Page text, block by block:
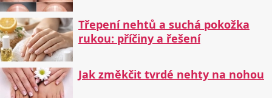
Třepení nehtů a suchá pokožka
rukou: příčiny a řešení
Jak změkčit tvrdé nehty na nohou